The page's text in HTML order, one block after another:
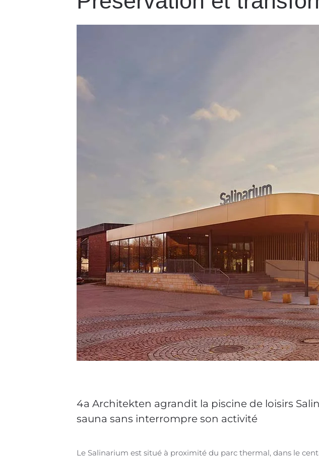
4a Architekten agrandit la piscine de loisirs
sauna sans interrompre son activité
Le Salinarium est situé à proximité du parc thermal, dans le